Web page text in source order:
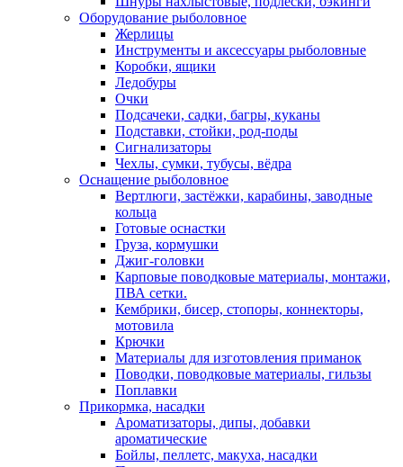
Оборудование рыболовное
Жерлицы
Инструменты и аксессуары рыболовные
Коробки, ящики
Ледобуры
Очки
Подсачеки, садки, багры, куканы
Подставки, стойки, род-поды
Сигнализаторы
Чехлы, сумки, тубусы, вёдра
Оснащение рыболовное
Вертлюги, застёжки, карабины, заводные
кольца
Готовые оснастки
Груза, кормушки
Джиг-головки
Карповые поводковые материалы, монтажи,
ПВА сетки.
Кембрики, бисер, стопоры, коннекторы,
мотовила
Крючки
Материалы для изготовления приманок
Поводки, поводковые материалы, гильзы
Поплавки
Прикормка, насадки
Ароматизаторы, дипы, добавки
ароматические
Бойлы, пеллетс, макуха, насадки